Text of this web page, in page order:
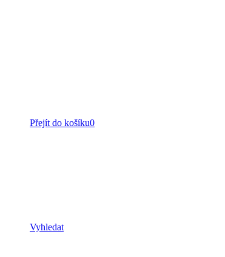
Přejít do košíku0
Vyhledat